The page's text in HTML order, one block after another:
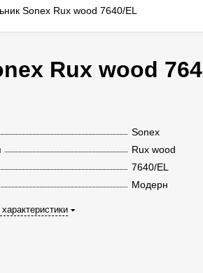
Sonex Rux wood 7640/EL
Rux wood
Sonex
Rux wood
7640/EL
Модерн